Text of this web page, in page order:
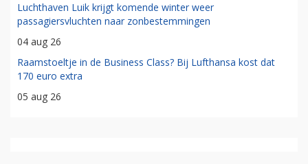
Luchthaven Luik krijgt komende winter weer
passagiersvluchten naar zonbestemmingen
04 aug 26
Raamstoeltje in de Business Class? Bij Lufthansa kost dat
170 euro extra
05 aug 26